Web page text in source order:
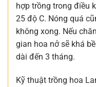
hợp trồng trong điều
25 độ C. Nóng quá
không xong. Nếu
gian hoa nở sẽ khá
dài đến 3 tháng.
Kỹ thuật trồng hoa